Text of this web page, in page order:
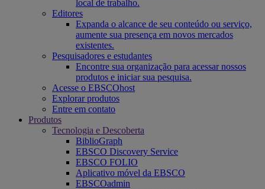
local de trabalho.
Editores
Expanda o alcance de seu conteúdo ou serviço,
aumente sua presença em novos mercados
existentes.
Pesquisadores e estudantes
Encontre sua organização para acessar nossos
produtos e iniciar sua pesquisa.
Acesse o EBSCOhost
Explorar produtos
Entre em contato
Produtos
Tecnologia e Descoberta
BiblioGraph
EBSCO Discovery Service
EBSCO FOLIO
Aplicativo móvel da EBSCO
EBSCOadmin